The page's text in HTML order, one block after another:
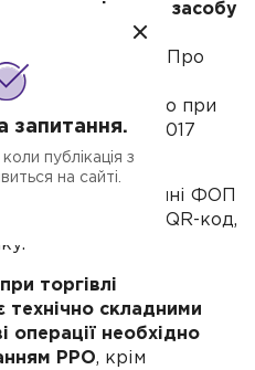
платіжного засобу
не належать до
у розумінні ЗУ «Про
обов'язково при
товарами з 2017
що в запитанні ФОП
яку містить QR-код,
при торгівлі
складними
операції необхідно
РРО, крім
запитання.
публікація з
на сайті.